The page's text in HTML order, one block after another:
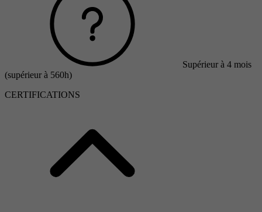
Supérieur à 4 mois
(supérieur à 560h)
CERTIFICATIONS